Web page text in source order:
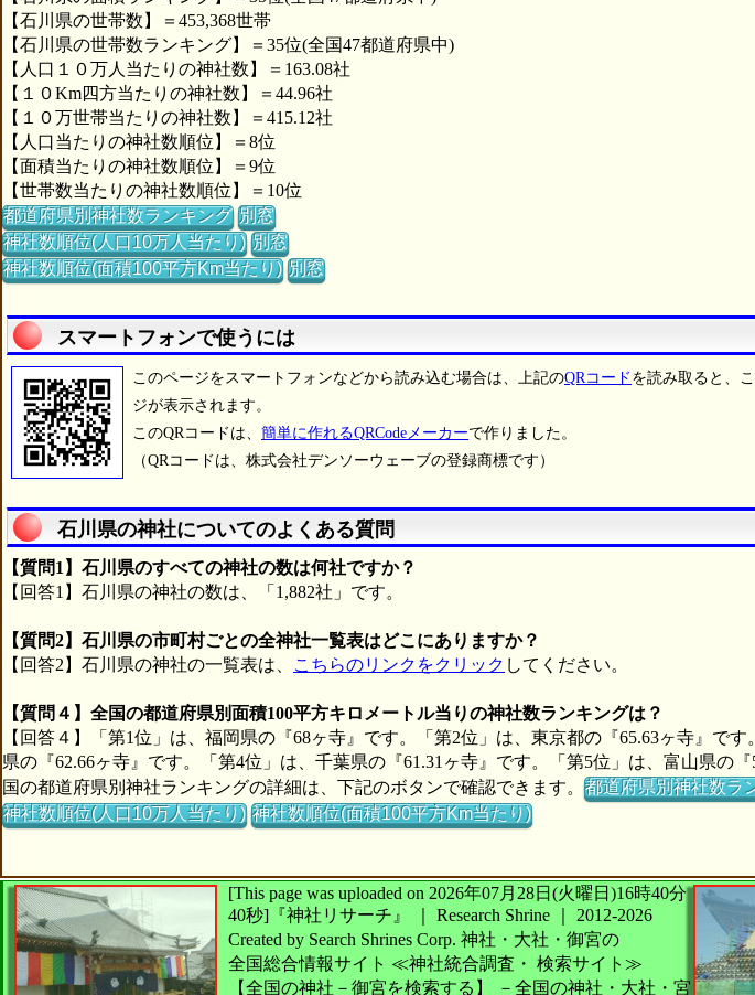
【石川県の世帯数】＝453,368世帯
【石川県の世帯数ランキング】＝35位(全国47都道府県中)
【人口１０万人当たりの神社数】＝163.08社
【１０Km四方当たりの神社数】＝44.96社
【１０万世帯当たりの神社数】＝415.12社
【人口当たりの神社数順位】＝8位
【面積当たりの神社数順位】＝9位
【世帯数当たりの神社数順位】＝10位
都道府県別神社数ランキング 別窓
神社数順位(人口10万人当たり) 別窓
神社数順位(面積100平方Km当たり) 別窓
スマートフォンで使うには
このページをスマートフォンなどから読み込む場合は、上記のQRコード を読み取ると、
ジが表示されます。
このQRコードは、 簡単に作れるQRCodeメーカーで作りました。
（QRコードは、株式会社デンソーウェーブの登録商標です）
石川県の神社についてのよくある質問
【質問1】石川県のすべての神社の数は何社ですか？
【回答1】石川県の神社の数は、「1,882社」です。
【質問2】石川県の市町村ごとの全神社一覧表はどこにありますか？
【回答2】石川県の神社の一覧表は、
こちらのリンクをクリック してください。
【質問４】全国の都道府県別面積100平方キロメートル当りの神社数ランキングは？
【回答４】「第1位」は、福岡県の『68ヶ寺』です。「第2位」は、東京都の『65.63ヶ寺』で
県の『62.66ヶ寺』です。「第4位」は、千葉県の『61.31ヶ寺』です。「第5位」は、富山県の
国の都道府県別神社ランキングの詳細は、下記のボタンで確認できます。都道府県別神社数ラ
神社数順位(人口10万人当たり) 神社数順位(面積100平方Km当たり)
[This page was uploaded on 2026年07月28日(火曜日)16時40分
40秒] 『神社リサーチ』 ｜ Research Shrine
2012-2026
Created by Search Shrines Corp. 神社・大社・御宮の
全国総合情報サイト ≪神社統合調査・ 検索サイト≫
【全国の神社－御宮を検索する】
－全国の神社・大社・宮